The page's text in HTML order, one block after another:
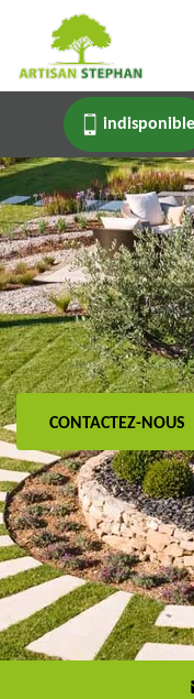
indisponible
CONTACTEZ-NOUS